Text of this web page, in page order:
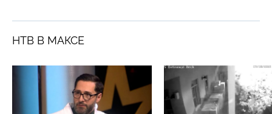
НТВ В МАКСЕ